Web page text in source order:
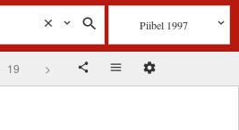
Piibel 1997
19 >